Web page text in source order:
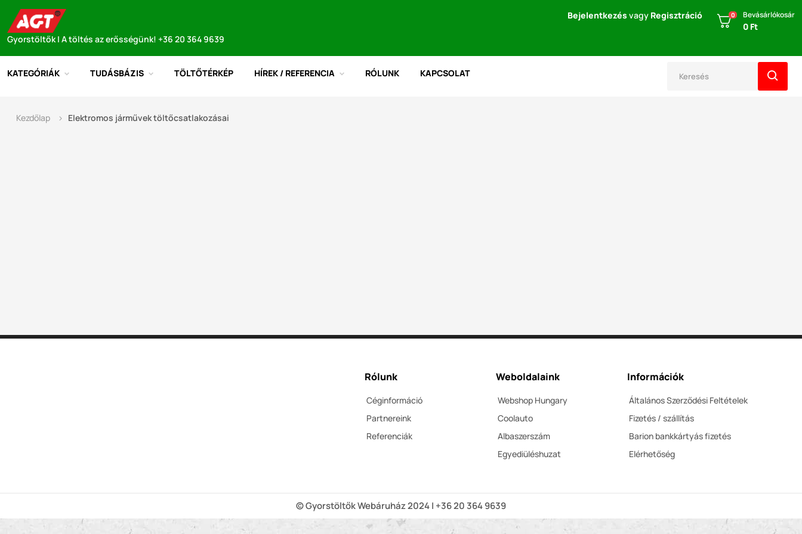
Gyorstöltők | A töltés az erősségünk! +36 20 364 9639
Bejelentkezés vagy Regisztráció 0 Bevásárlókosár
0 Ft
KATEGÓRIÁK TUDÁSBÁZIS TÖLTŐTÉRKÉP HÍREK / REFERENCIA RÓLUNK KAPCSOLAT
Kezdőlap Elektromos járművek töltőcsatlakozásai
Rólunk
Céginformáció
Partnereink
Referenciák
Weboldalaink
Webshop Hungary
Coolauto
Albaszerszám
Egyediüléshuzat
Információk
Általános Szerződési Feltételek
Fizetés / szállítás
Barion bankkártyás fizetés
Elérhetőség
© Gyorstöltők Webáruház 2024 | +36 20 364 9639